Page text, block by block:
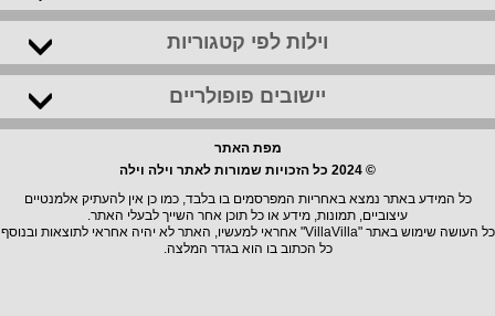
וילות לפי קטגוריות
יישובים פופולריים
מפת האתר
© 2024 כל הזכויות שמורות לאתר וילה וילה
כל המידע באתר נמצא באחריות המפרסמים בו בלבד, כמו כן אין להעתיק אלמנטיים
עיצוביים, תמונות, מידע או כל תוכן אחר השייך לבעלי האתר.
כל העושה שימוש באתר "VillaVilla" אחראי למעשיו, האתר לא יהיה אחראי לתוצאות ובנוסף
כל הכתוב בו הוא בגדר המלצה.